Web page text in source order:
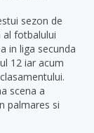
sezon de
al fotbalului
in liga secunda
12 iar acum
scena a
palmares si